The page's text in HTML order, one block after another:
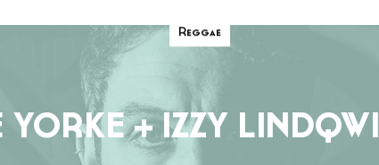
Reggae
YORKE + IZZY